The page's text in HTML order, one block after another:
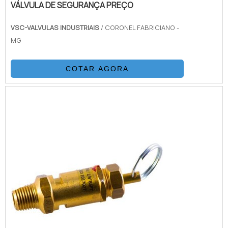
VÁLVULA DE SEGURANÇA PREÇO
VSC-VALVULAS INDUSTRIAIS / CORONEL FABRICIANO -
MG
COTAR AGORA